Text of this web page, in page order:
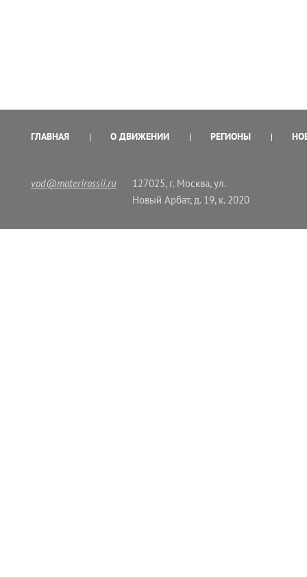
ГЛАВНАЯ О ДВИЖЕНИИ РЕГИОНЫ
vod@materirossii.ru
127025, г. Москва, ул.
Новый Арбат, д. 19, к. 2020